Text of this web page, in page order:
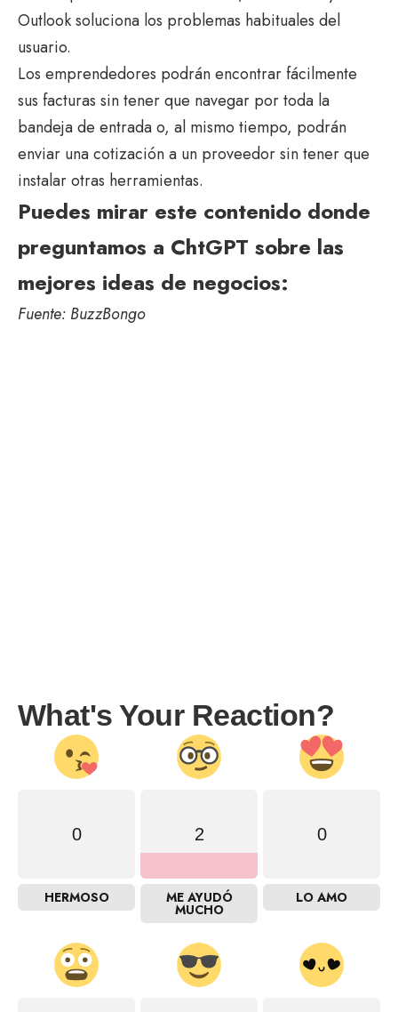
Outlook soluciona los problemas habituales del
usuario.
Los emprendedores podrán encontrar fácilmente
sus facturas sin tener que navegar por toda la
bandeja de entrada o, al mismo tiempo, podrán
enviar una cotización a un proveedor sin tener que
instalar otras herramientas.
Puedes mirar este contenido donde
preguntamos a ChtGPT sobre las
mejores ideas de negocios:
Fuente: BuzzBongo
What's Your Reaction?
0
HERMOSO
2
ME AYUDÓ
MUCHO
0
LO AMO